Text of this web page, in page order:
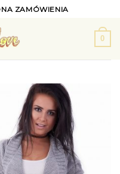
ZAMÓWIENIA
0